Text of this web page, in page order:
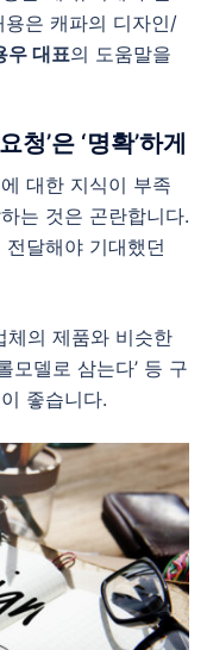
은 캐파의 디자인/
우 대표의 도움말을
’은 ‘명확’하게
대한 지식이 부족
는 것은 곤란합니다.
달해야 기대했던
체의 제품와 비슷한
모델로 삼는다’ 등 구
좋습니다.